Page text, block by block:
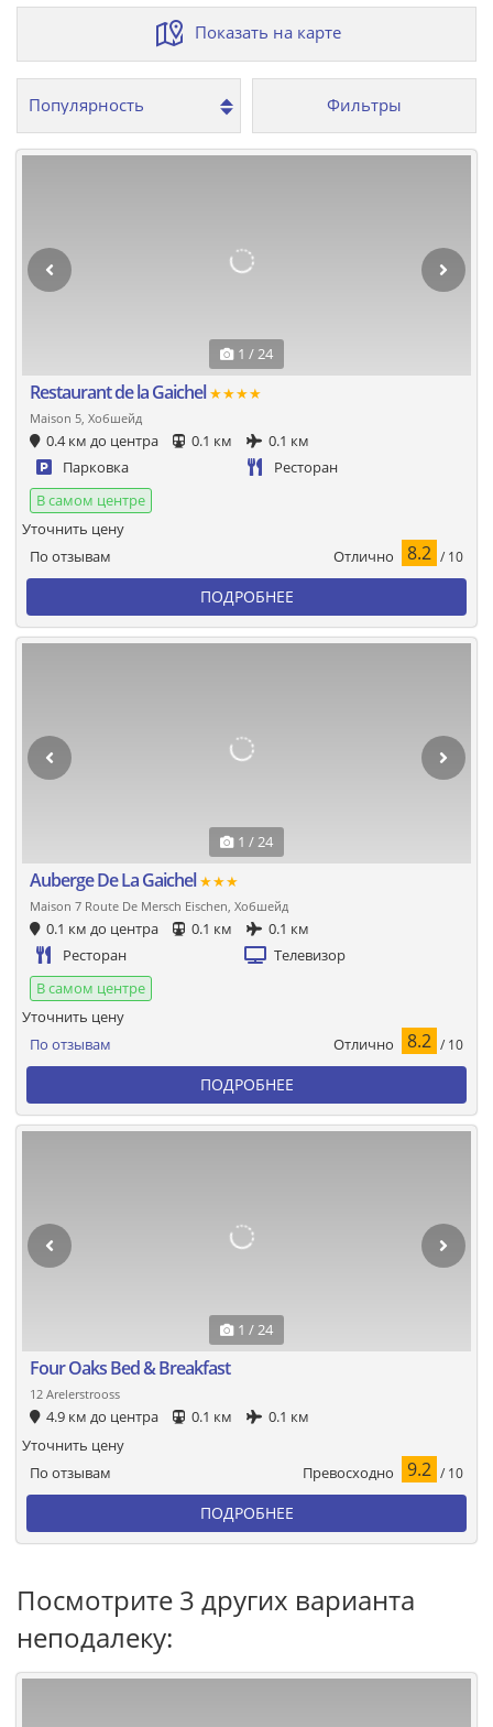
Показать на карте
Фильтры
1 / 24
Restaurant de la Gaichel★★★★
Maison 5, Хобшейд
0.4 км до центра 0.1 км
0.1 км
Парковка
Ресторан
В самом центре
По отзывам Отлично 8.2 / 10
Уточнить цену
ПОДРОБНЕЕ
1 / 24
Auberge De La Gaichel★★★
Maison 7 Route De Mersch Eischen, Хобшейд
0.1 км до центра 0.1 км
0.1 км
Ресторан
Телевизор
В самом центре
По отзывам Отлично 8.2 / 10
Уточнить цену
ПОДРОБНЕЕ
1 / 24
Four Oaks Bed & Breakfast
12 Arelerstrooss
4.9 км до центра 0.1 км 0.1 км
По отзывам Превосходно 9.2 / 10
Уточнить цену
ПОДРОБНЕЕ
Посмотрите 3 других варианта
неподалеку: